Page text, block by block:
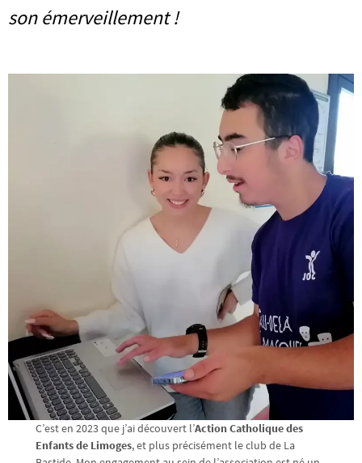
son émerveillement !
C’est en 2023 que j’ai découvert l’Action Catholique des
Enfants de Limoges, et plus précisément le club de La